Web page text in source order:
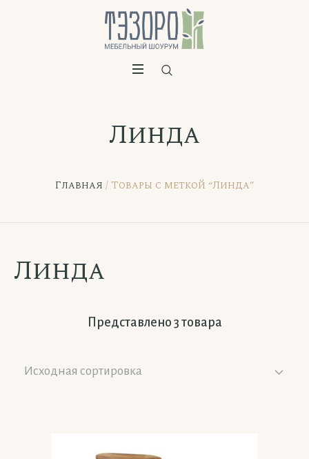
Линда
Главная / Товары с меткой “Линда”
Линда
Представлено 3 товара